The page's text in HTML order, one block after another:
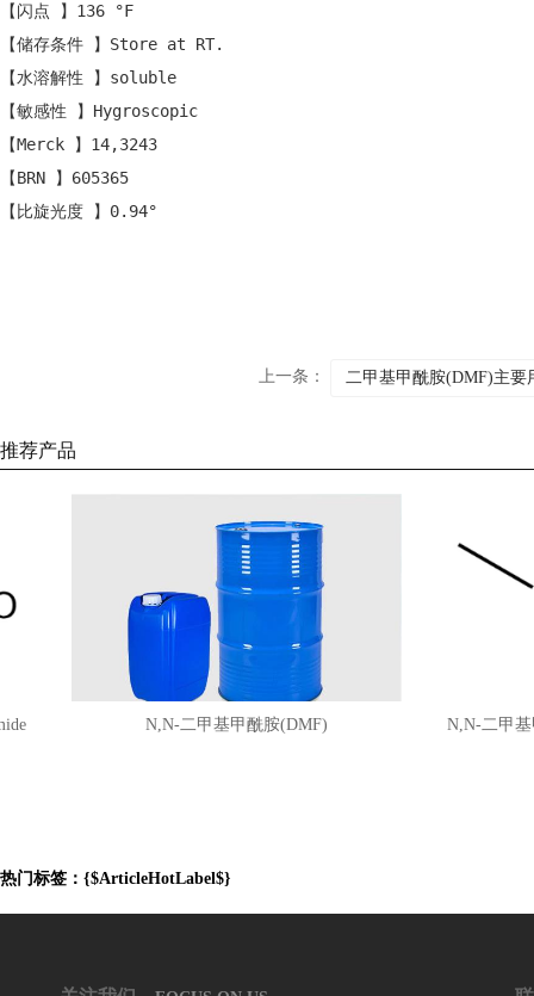
【闪点 】136 °F
【储存条件 】Store at RT.
【水溶解性 】soluble
【敏感性 】Hygroscopic
【Merck 】14,3243
【BRN 】605365
【比旋光度 】0.94°
上一条： 二甲基甲酰胺(DMF)主要
推荐产品
N,N-二甲基甲酰胺(DMF) N,N-二甲基
热门标签：{$ArticleHotLabel$}